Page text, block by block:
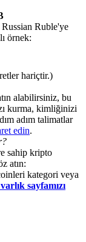
prize pool!
Ruble'ye
örnek:
hariçtir.)
alabilirsiniz, bu
kurma, kimliğinizi
adım talimatlar
edin.
sahip kripto
atın:
kategori veya
sayfamızı